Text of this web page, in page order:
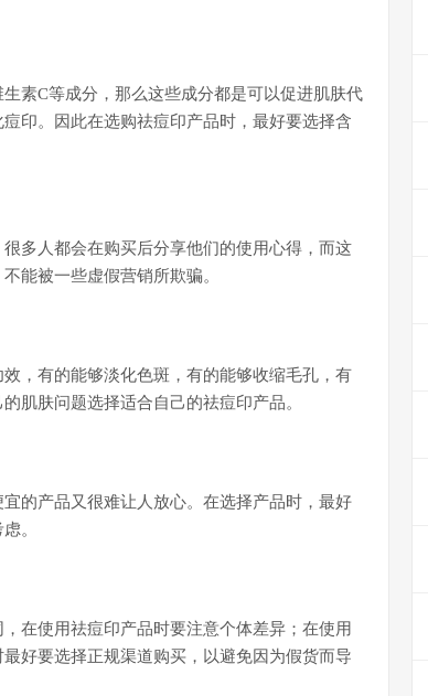
素C等成分，那么这些成分都是可以促进肌肤代
印。因此在选购祛痘印产品时，最好要选择含
多人都会在购买后分享他们的使用心得，而这
能被一些虚假营销所欺骗。
，有的能够淡化色斑，有的能够收缩毛孔，有
肌肤问题选择适合自己的祛痘印产品。
的产品又很难让人放心。在选择产品时，最好
。
在使用祛痘印产品时要注意个体差异；在使用
好要选择正规渠道购买，以避免因为假货而导